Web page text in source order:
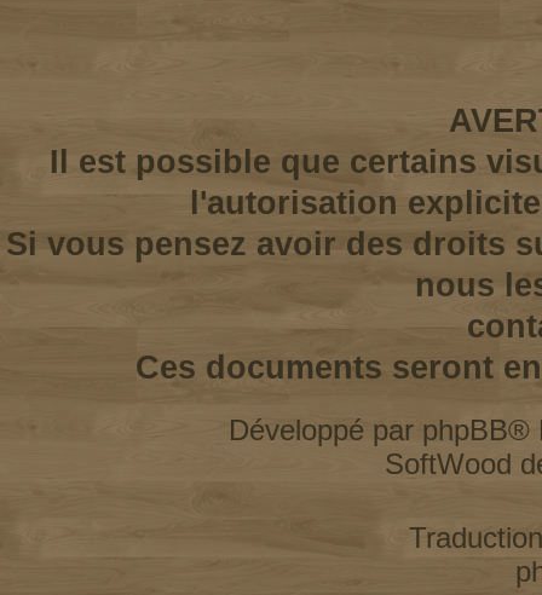
Il est possible que certains
l'autorisation
Si vous pensez avoir des droits
nous
Ces documents seront
Développé par phpBB®
SoftWood